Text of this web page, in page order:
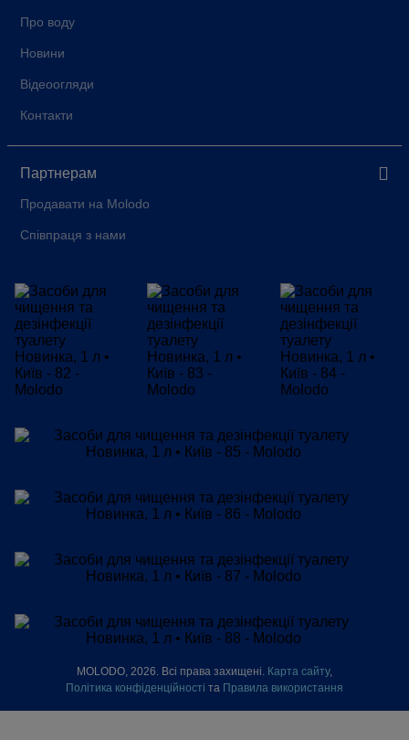
MOLODO, 2026. Всі права захищені. Карта сайту,
Політика конфіденційності та Правила використання
Про воду
Новини
Відеоогляди
Контакти
Партнерам
Продавати на Molodo
Співпраця з нами